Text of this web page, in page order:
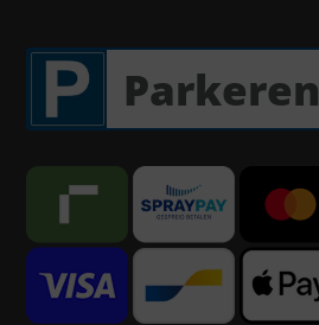
Parkeren